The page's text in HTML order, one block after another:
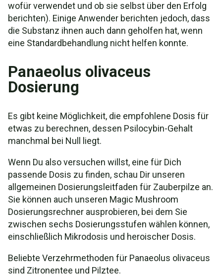
wofür verwendet und ob sie selbst über den Erfolg
berichten). Einige Anwender berichten jedoch, dass
die Substanz ihnen auch dann geholfen hat, wenn
eine Standardbehandlung nicht helfen konnte.
Panaeolus olivaceus
Dosierung
Es gibt keine Möglichkeit, die empfohlene Dosis für
etwas zu berechnen, dessen Psilocybin-Gehalt
manchmal bei Null liegt.
Wenn Du also versuchen willst, eine für Dich
passende Dosis zu finden, schau Dir unseren
allgemeinen Dosierungsleitfaden für Zauberpilze an.
Sie können auch unseren Magic Mushroom
Dosierungsrechner ausprobieren, bei dem Sie
zwischen sechs Dosierungsstufen wählen können,
einschließlich Mikrodosis und heroischer Dosis.
Beliebte Verzehrmethoden für Panaeolus olivaceus
sind Zitronentee und Pilztee.